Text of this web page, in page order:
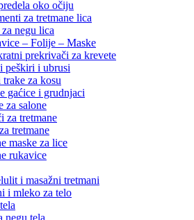
oko očiju
za tretmane lica
negu lica
– Folije – Maske
prekrivači za krevete
peškiri i ubrusi
za kosu
gaćice i grudnjaci
za salone
za tretmane
tretmane
maske za lice
rukavice
i masažni tretmani
i mleko za telo
negu tela